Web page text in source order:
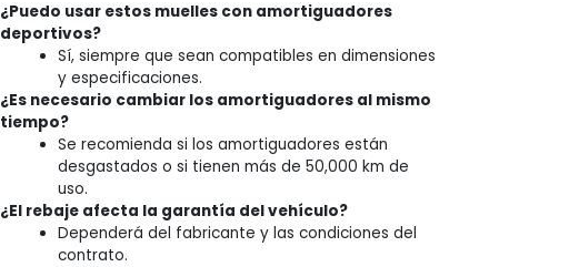
¿Puedo usar estos muelles con amortiguadores
deportivos?
Sí, siempre que sean compatibles en dimensiones
y especificaciones.
¿Es necesario cambiar los amortiguadores al mismo
tiempo?
Se recomienda si los amortiguadores están
desgastados o si tienen más de 50,000 km de
uso.
¿El rebaje afecta la garantía del vehículo?
Dependerá del fabricante y las condiciones del
contrato.